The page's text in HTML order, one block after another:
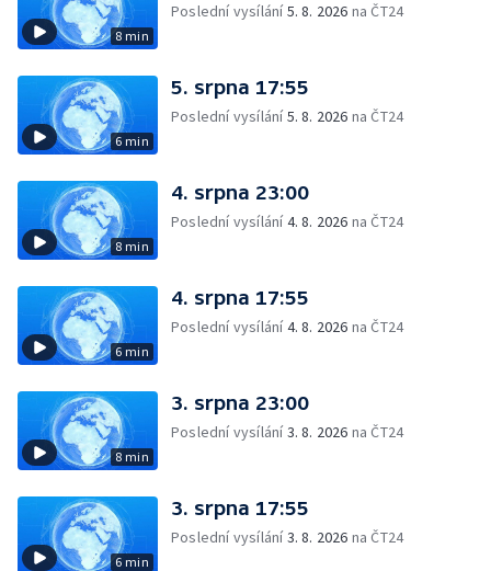
8 min
Poslední vysílání5. 8. 2026 na ČT24
6 min
5. srpna 17:55
Poslední vysílání5. 8. 2026 na ČT24
8 min
4. srpna 23:00
Poslední vysílání4. 8. 2026 na ČT24
6 min
4. srpna 17:55
Poslední vysílání4. 8. 2026 na ČT24
8 min
3. srpna 23:00
Poslední vysílání3. 8. 2026 na ČT24
6 min
3. srpna 17:55
Poslední vysílání3. 8. 2026 na ČT24